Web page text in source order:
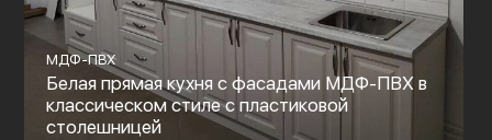
МДФ-ПВХ
Белая прямая кухня с фасадами МДФ-ПВХ в
классическом стиле с пластиковой
столешницей